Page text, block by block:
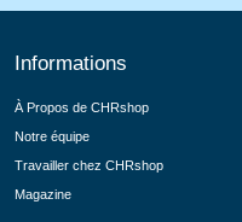
Informations
À Propos de CHRshop
Notre équipe
Travailler chez CHRshop
Magazine